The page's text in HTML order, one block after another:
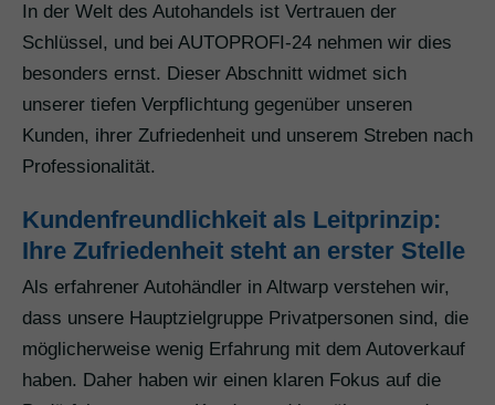
In der Welt des Autohandels ist Vertrauen der
Schlüssel, und bei AUTOPROFI-24 nehmen wir dies
besonders ernst. Dieser Abschnitt widmet sich
unserer tiefen Verpflichtung gegenüber unseren
Kunden, ihrer Zufriedenheit und unserem Streben nach
Professionalität.
Kundenfreundlichkeit als Leitprinzip:
Ihre Zufriedenheit steht an erster Stelle
Als erfahrener Autohändler in Altwarp verstehen wir,
dass unsere Hauptzielgruppe Privatpersonen sind, die
möglicherweise wenig Erfahrung mit dem Autoverkauf
haben. Daher haben wir einen klaren Fokus auf die